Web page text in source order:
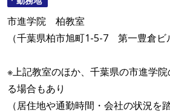
市進学院 柏教室
（千葉県柏市旭町1-5-7 第一豊倉ビ
※上記教室のほか、千葉県の市進学
る場合もあり
（居住地や通勤時間・会社の状況を